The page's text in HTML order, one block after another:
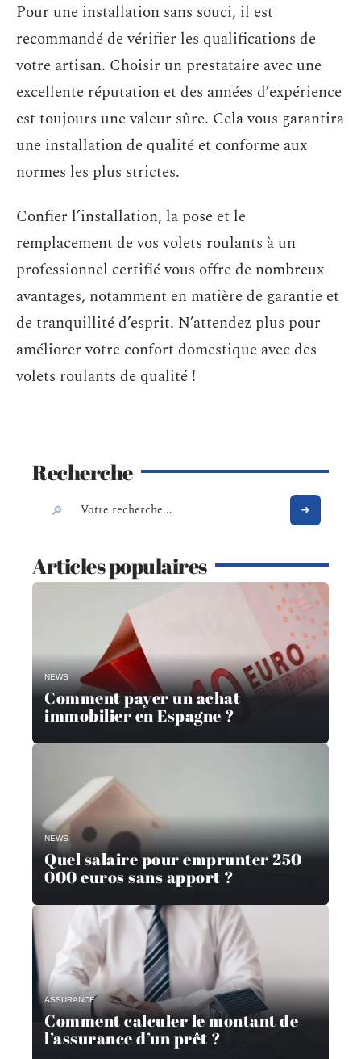
Pour une installation sans souci, il est
recommandé de vérifier les qualifications de
votre artisan. Choisir un prestataire avec une
excellente réputation et des années d’expérience
est toujours une valeur sûre. Cela vous garantira
une installation de qualité et conforme aux
normes les plus strictes.
Confier l’installation, la pose et le
remplacement de vos volets roulants à un
professionnel certifié vous offre de nombreux
avantages, notamment en matière de garantie et
de tranquillité d’esprit. N’attendez plus pour
améliorer votre confort domestique avec des
volets roulants de qualité !
Recherche
Articles populaires
NEWS
Comment payer un achat
immobilier en Espagne ?
NEWS
Quel salaire pour emprunter 250
000 euros sans apport ?
ASSURANCE
Comment calculer le montant de
l’assurance d’un prêt ?